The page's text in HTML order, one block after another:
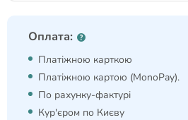
Оплата:
Платіжною карткою
Платіжною картою (MonoPay).
По рахунку-фактурі
Кур'єром по Києву